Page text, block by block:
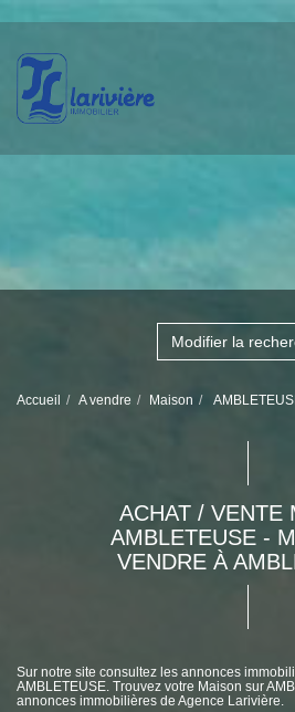
Modifier la
Accueil A vendre Maison
ACHAT / VENTE
AMBLETEUSE -
VENDRE À
Sur notre site consultez les annonces
AMBLETEUSE. Trouvez votre Maison sur
annonces immobilières de Agence Larivière.